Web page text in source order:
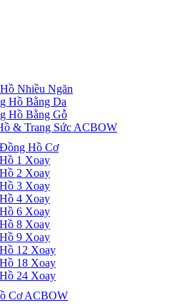
Nhiều Ngăn
Hồ Bằng Da
Hồ Bằng Gỗ
& Trang Sức ACBOW
Hồ Cơ
1 Xoay
2 Xoay
3 Xoay
4 Xoay
6 Xoay
8 Xoay
9 Xoay
12 Xoay
18 Xoay
24 Xoay
Cơ ACBOW